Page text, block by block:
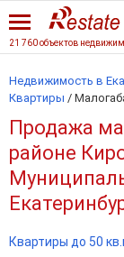
Недвижимость в
Квартиры /
Продажа
районе
Квартиры до 50